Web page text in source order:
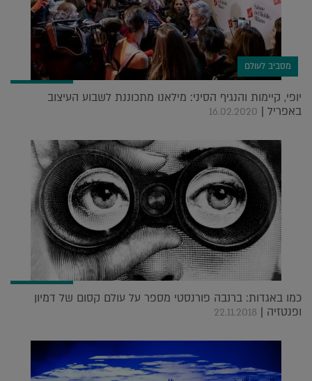
מסביב לעולם
יופי, קיימות והנגיף הסיני: מילאנו מתכוננת לשבוע העיצוב
באפריל | 16.02.2020
כמו באגדות: ברנבה פורנסטי מספר על עולם קסום של דמיון
ופנטזיה | 22.11.2018